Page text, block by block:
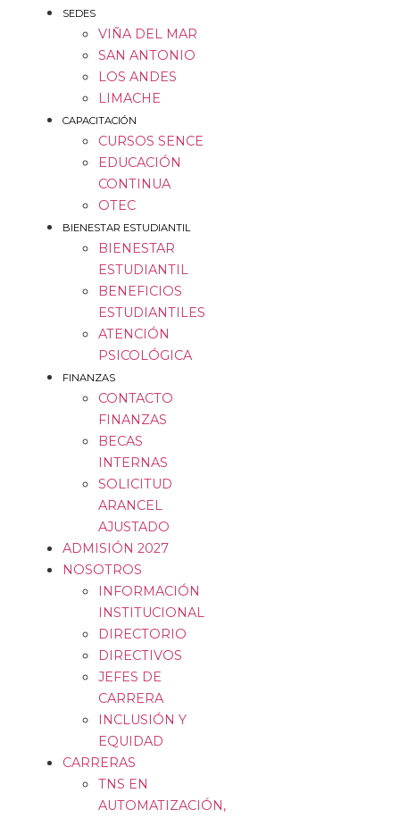
SEDES
VIÑA DEL MAR
SAN ANTONIO
LOS ANDES
LIMACHE
CAPACITACIÓN
CURSOS SENCE
EDUCACIÓN
CONTINUA
OTEC
BIENESTAR ESTUDIANTIL
BIENESTAR
ESTUDIANTIL
BENEFICIOS
ESTUDIANTILES
ATENCIÓN
PSICOLÓGICA
FINANZAS
CONTACTO
FINANZAS
BECAS
INTERNAS
SOLICITUD
ARANCEL
AJUSTADO
ADMISIÓN 2027
NOSOTROS
INFORMACIÓN
INSTITUCIONAL
DIRECTORIO
DIRECTIVOS
JEFES DE
CARRERA
INCLUSIÓN Y
EQUIDAD
CARRERAS
TNS EN
AUTOMATIZACIÓN,